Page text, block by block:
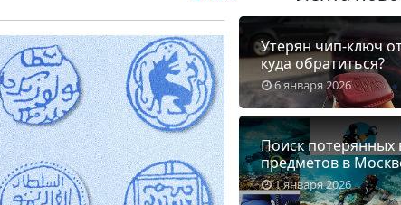
6 января 2026
Утерян чип-ключ
куда обратиться?
1 января 2026
Поиск
предметов в